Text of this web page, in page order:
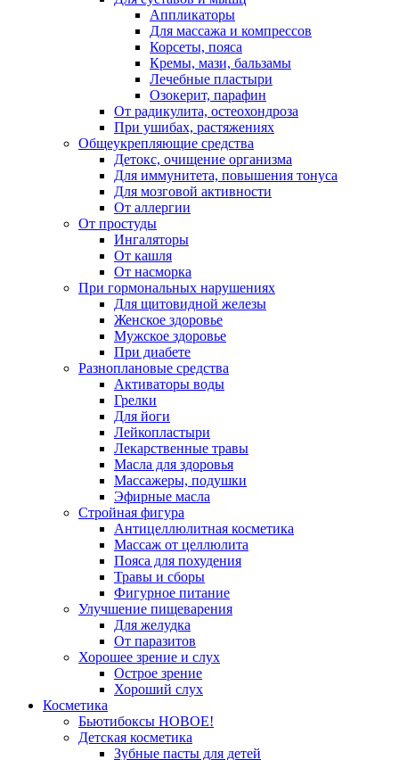
Аппликаторы
Для массажа и компрессов
Корсеты, пояса
Кремы, мази, бальзамы
Лечебные пластыри
Озокерит, парафин
От радикулита, остеохондроза
При ушибах, растяжениях
Общеукрепляющие средства
Детокс, очищение организма
Для иммунитета, повышения тонуса
Для мозговой активности
От аллергии
От простуды
Ингаляторы
От кашля
От насморка
При гормональных нарушениях
Для щитовидной железы
Женское здоровье
Мужское здоровье
При диабете
Разноплановые средства
Активаторы воды
Грелки
Для йоги
Лейкопластыри
Лекарственные травы
Масла для здоровья
Массажеры, подушки
Эфирные масла
Стройная фигура
Антицеллюлитная косметика
Массаж от целлюлита
Пояса для похудения
Травы и сборы
Фигурное питание
Улучшение пищеварения
Для желудка
От паразитов
Хорошее зрение и слух
Острое зрение
Хороший слух
Косметика
Бьютибоксы НОВОЕ!
Детская косметика
Зубные пасты для детей